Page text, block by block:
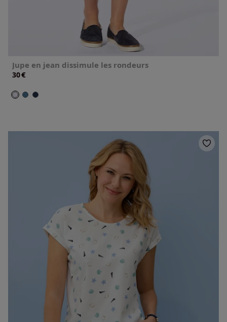
Jupe en jean dissimule les rondeurs
30€